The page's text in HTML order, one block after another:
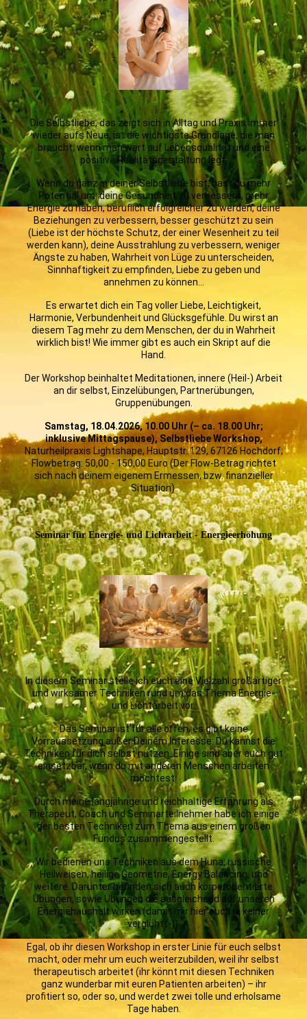
Die Selbstliebe, das zeigt sich in Alltag und Praxis immer
wieder aufs Neue, ist die wichtigste Grundlage, die man
braucht, wenn man wert auf Lebensqualität und eine
positive Realitätsgestaltung legt.
Wenn du ganz in deiner Selbstliebe bist, hast du mehr
Potential um: deine Gesundheit zu verbessern, mehr
Energie zu haben, beruflich erfolgreicher zu werden, deine
Beziehungen zu verbessern, besser geschützt zu sein
(Liebe ist der höchste Schutz, der einer Wesenheit zu teil
werden kann), deine Ausstrahlung zu verbessern, weniger
Ängste zu haben, Wahrheit von Lüge zu unterscheiden,
Sinnhaftigkeit zu empfinden, Liebe zu geben und
annehmen zu können…
Es erwartet dich ein Tag voller Liebe, Leichtigkeit,
Harmonie, Verbundenheit und Glücksgefühle. Du wirst an
diesem Tag mehr zu dem Menschen, der du in Wahrheit
wirklich bist! Wie immer gibt es auch ein Skript auf die
Hand.
Der Workshop beinhaltet Meditationen, innere (Heil-) Arbeit
an dir selbst, Einzelübungen, Partnerübungen,
Gruppenübungen.
Samstag, 18.04.2026, 10.00 Uhr (– ca. 18.00 Uhr;
inklusive Mittagspause), Selbstliebe Workshop,
Naturheilpraxis Lightshape, Hauptstr. 129, 67126 Hochdorf;
Flowbetrag: 50,00 - 150,00 Euro (Der Flow-Betrag richtet
sich nach deinem eigenem Ermessen, bzw. finanzieller
Situation).
Seminar für Energie- und Lichtarbeit - Energieerhöhung
In diesem Seminar stelle ich euch eine Vielzahl großartiger
und wirksamer Techniken rund um das Thema Energie-
und Lichtarbeit vor.
Das Seminar ist für alle offen, es gibt keine
Vorraussetzung außer Deinem Interesse: Du kannst die
Techniken für dich selbst nutzen. Einige sind aber auch gut
einsetzbar, wenn du mit anderen Menschen arbeiten
möchtest.
Durch meine langjährige und reichhaltige Erfahrung als
Therapeut, Coach und Seminarteilnehmer habe ich einige
der besten Techniken zum Thema aus einem großen
Fundus zusammengestellt.
Wir bedienen uns Techniken aus dem Huna, russische
Heilweisen, heilige Geometrie, Energy Balancing, und
weitere. Darunter befinden sich auch körperorientierte
Übungen, sowie Übungen die ausgleichend auf unseren
Energiehaushalt wirken (damit mir hier auch ja keiner
verglüht ;-)).
Egal, ob ihr diesen Workshop in erster Linie für euch selbst
macht, oder mehr um euch weiterzubilden, weil ihr selbst
therapeutisch arbeitet (ihr könnt mit diesen Techniken
ganz wunderbar mit euren Patienten arbeiten) – ihr
profitiert so, oder so, und werdet zwei tolle und erholsame
Tage haben.